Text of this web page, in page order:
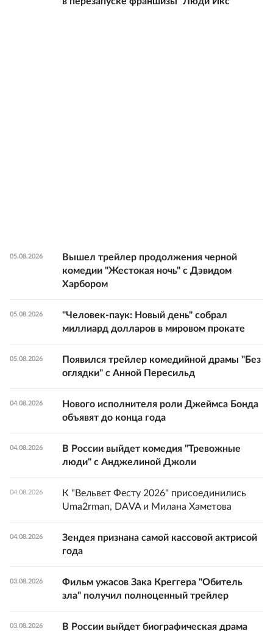
05.08.2026
Вышел трейлер продолжения черной
комедии "Жестокая ночь" с Дэвидом
Харбором
05.08.2026
"Человек-паук: Новый день" собрал
миллиард долларов в мировом прокате
05.08.2026
Появился трейлер комедийной драмы "Без
оглядки" с Анной Пересильд
04.08.2026
Нового исполнителя роли Джеймса Бонда
объявят до конца года
04.08.2026
В России выйдет комедия "Тревожные
люди" с Анджелиной Джоли
04.08.2026
К "Вельвет Фесту 2026" присоединились
Uma2rman, DAVA и Милана Хаметова
04.08.2026
Зендея признана самой кассовой актрисой
года
03.08.2026
Фильм ужасов Зака Креггера "Обитель
зла" получил полноценный трейлер
03.08.2026 В России выйдет биографическая драма